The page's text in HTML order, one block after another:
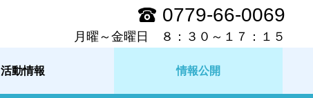
0779-66-0069
月曜～金曜日 ８：３０～１７：１５
活動情報 情報公開